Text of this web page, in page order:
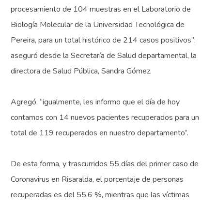
procesamiento de 104 muestras en el Laboratorio de
Biología Molecular de la Universidad Tecnológica de
Pereira, para un total histórico de 214 casos positivos”;
aseguró desde la Secretaría de Salud departamental, la
directora de Salud Pública, Sandra Gómez.
Agregó, “igualmente, les informo que el día de hoy
contamos con 14 nuevos pacientes recuperados para un
total de 119 recuperados en nuestro departamento”.
De esta forma, y trascurridos 55 días del primer caso de
Coronavirus en Risaralda, el porcentaje de personas
recuperadas es del 55.6 %, mientras que las víctimas